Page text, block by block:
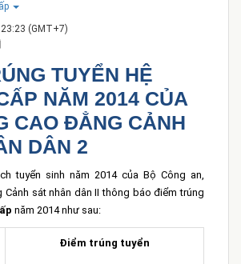
(GMT+7)
TUYỂN HỆ
NĂM 2014 CỦA
CAO ĐẲNG CẢNH
DÂN 2
tuyển sinh năm 2014 của Bộ Công an,
Cảnh sát nhân dân II thông báo điểm trúng
năm 2014 như sau:
Điểm trúng tuyển